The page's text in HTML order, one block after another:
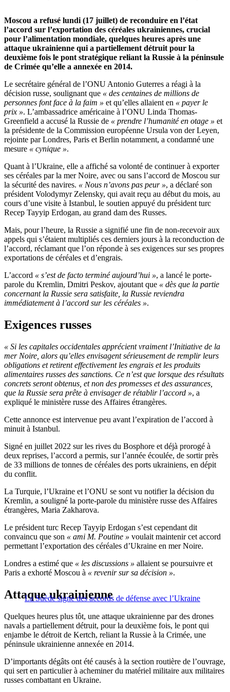
Moscou a refusé lundi (17 juillet) de reconduire en l’état
l’accord sur l’exportation des céréales ukrainiennes, crucial
pour l’alimentation mondiale, quelques heures après une
attaque ukrainienne qui a partiellement détruit pour la
deuxième fois le pont stratégique reliant la Russie à la péninsule
de Crimée qu’elle a annexée en 2014.
Le secrétaire général de l’ONU Antonio Guterres a réagi à la
décision russe, soulignant que « des centaines de millions de
personnes font face à la faim » et qu’elles allaient en « payer le
prix ». L’ambassadrice américaine à l’ONU Linda Thomas-
Greenfield a accusé la Russie de « prendre l’humanité en otage » et
la présidente de la Commission européenne Ursula von der Leyen,
rejointe par Londres, Paris et Berlin notamment, a condamné une
mesure « cynique ».
Quant à l’Ukraine, elle a affiché sa volonté de continuer à exporter
ses céréales par la mer Noire, avec ou sans l’accord de Moscou sur
la sécurité des navires. « Nous n’avons pas peur », a déclaré son
président Volodymyr Zelensky, qui avait reçu au début du mois, au
cours d’une visite à Istanbul, le soutien appuyé du président turc
Recep Tayyip Erdogan, au grand dam des Russes.
Mais, pour l’heure, la Russie a signifié une fin de non-recevoir aux
appels qui s’étaient multipliés ces derniers jours à la reconduction de
l’accord, réclamant que l’on réponde à ses exigences sur ses propres
exportations de céréales et d’engrais.
L’accord « s’est de facto terminé aujourd’hui », a lancé le porte-
parole du Kremlin, Dmitri Peskov, ajoutant que « dès que la partie
concernant la Russie sera satisfaite, la Russie reviendra
immédiatement à l’accord sur les céréales ».
Exigences russes
« Si les capitales occidentales apprécient vraiment l’Initiative de la
mer Noire, alors qu’elles envisagent sérieusement de remplir leurs
obligations et retirent effectivement les engrais et les produits
alimentaires russes des sanctions. Ce n’est que lorsque des résultats
concrets seront obtenus, et non des promesses et des assurances,
que la Russie sera prête à envisager de rétablir l’accord », a
expliqué le ministère russe des Affaires étrangères.
Cette annonce est intervenue peu avant l’expiration de l’accord à
minuit à Istanbul.
Signé en juillet 2022 sur les rives du Bosphore et déjà prorogé à
deux reprises, l’accord a permis, sur l’année écoulée, de sortir près
de 33 millions de tonnes de céréales des ports ukrainiens, en dépit
du conflit.
La Turquie, l’Ukraine et l’ONU se sont vu notifier la décision du
Kremlin, a souligné la porte-parole du ministère russe des Affaires
étrangères, Maria Zakharova.
Le président turc Recep Tayyip Erdogan s’est cependant dit
convaincu que son « ami M. Poutine » voulait maintenir cet accord
permettant l’exportation des céréales d’Ukraine en mer Noire.
Londres a estimé que « les discussions » allaient se poursuivre et
Paris a exhorté Moscou à « revenir sur sa décision ».
La Suède signe des accords de défense avec l’Ukraine
Attaque ukrainienne
Quelques heures plus tôt, une attaque ukrainienne par des drones
navals a partiellement détruit, pour la deuxième fois, le pont qui
enjambe le détroit de Kertch, reliant la Russie à la Crimée, une
péninsule ukrainienne annexée en 2014.
D’importants dégâts ont été causés à la section routière de l’ouvrage,
qui sert en particulier à acheminer du matériel militaire aux militaires
russes combattant en Ukraine.